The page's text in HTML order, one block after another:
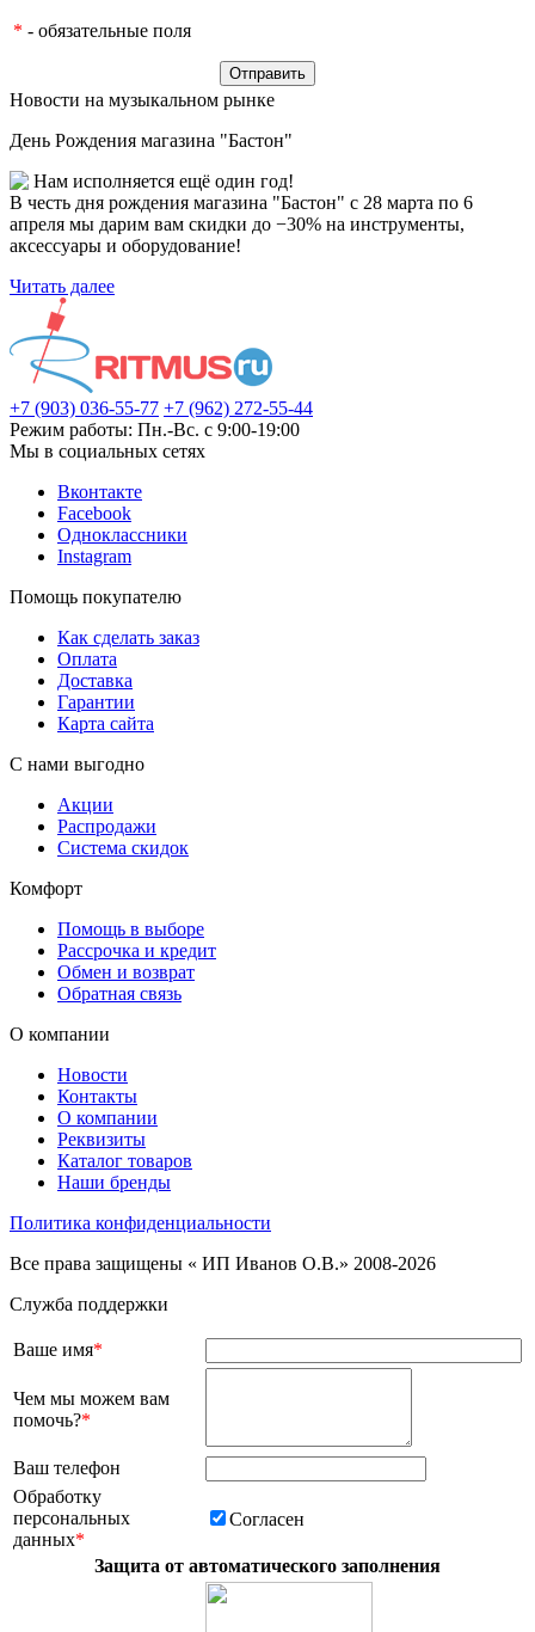
* - обязательные поля
Новости на музыкальном рынке
День Рождения магазина "Бастон"
Нам исполняется ещё один год!
В честь дня рождения магазина "Бастон" с 28 марта по 6
апреля мы дарим вам скидки до −30% на инструменты,
аксессуары и оборудование!
Читать далее
+7 (903) 036-55-77 +7 (962) 272-55-44
Режим работы: Пн.-Вс. с 9:00-19:00
Мы в социальных сетях
Вконтакте
Facebook
Одноклассники
Instagram
Помощь покупателю
Как сделать заказ
Оплата
Доставка
Гарантии
Карта сайта
С нами выгодно
Акции
Распродажи
Система скидок
Комфорт
Помощь в выборе
Рассрочка и кредит
Обмен и возврат
Обратная связь
О компании
Новости
Контакты
О компании
Реквизиты
Каталог товаров
Наши бренды
Политика конфиденциальности
Все права защищены « ИП Иванов О.В.» 2008-2026
Служба поддержки
Ваше имя*
Чем мы можем вам
помочь?*
Ваш телефон
Обработку
персональных
данных*
Согласен
Защита от автоматического заполнения